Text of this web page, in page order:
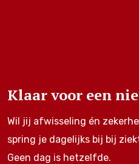
Klaar voor een
Wil jij afwisseling én
spring je dagelijks bij bij
Geen dag is hetzelfde.